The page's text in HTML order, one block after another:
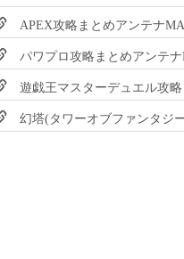
APEX攻略まとめアンテナ
パワプロ攻略まとめアンテナ
遊戯王マスターデュエル攻
幻塔(タワーオブファンタジ